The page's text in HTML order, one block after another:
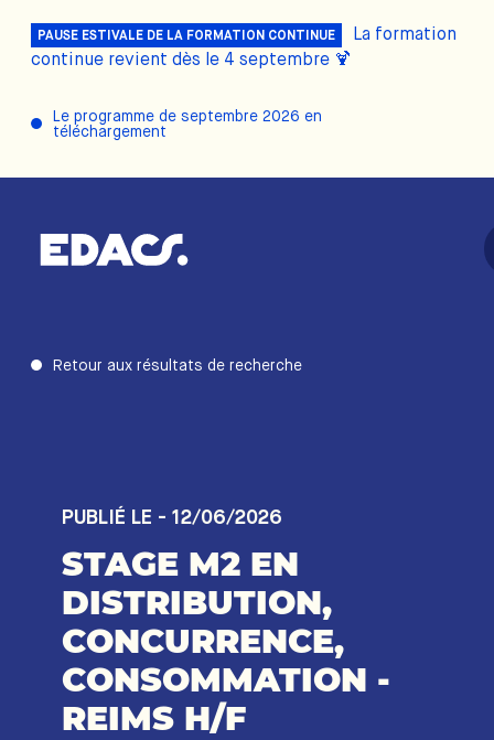
PAUSE ESTIVALE DE LA FORMATION CONTINUE
La formation
continue revient dès le 4 septembre 🍹
Le programme de septembre 2026 en
téléchargement
Retour aux résultats de recherche
PUBLIÉ LE - 12/06/2026
STAGE M2 EN
DISTRIBUTION,
CONCURRENCE,
CONSOMMATION -
REIMS H/F